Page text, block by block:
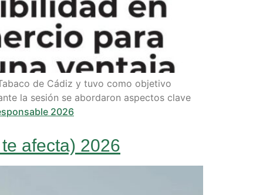
de Cádiz y tuvo como objetivo
la sesión se abordaron aspectos clave
2026
afecta) 2026